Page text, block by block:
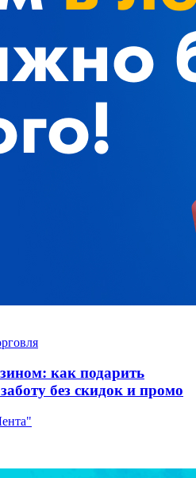
как подарить
без скидок и промо